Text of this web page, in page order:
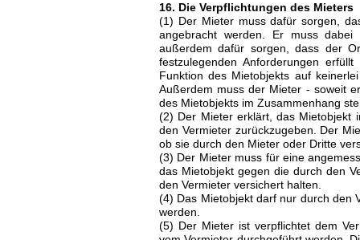
16. Die Verpflichtungen des Mieters
(1) Der Mieter muss dafür sorgen,
angebracht werden. Er muss
außerdem dafür sorgen, dass der
festzulegenden Anforderungen
Funktion des Mietobjekts auf
Außerdem muss der Mieter - soweit
des Mietobjekts im Zusammenhang
(2) Der Mieter erklärt, das Mietobjekt
den Vermieter zurückzugeben. Der
ob sie durch den Mieter oder Dritte
(3) Der Mieter muss für eine
das Mietobjekt gegen die durch den
den Vermieter versichert halten.
(4) Das Mietobjekt darf nur durch den
werden.
(5) Der Mieter ist verpflichtet dem